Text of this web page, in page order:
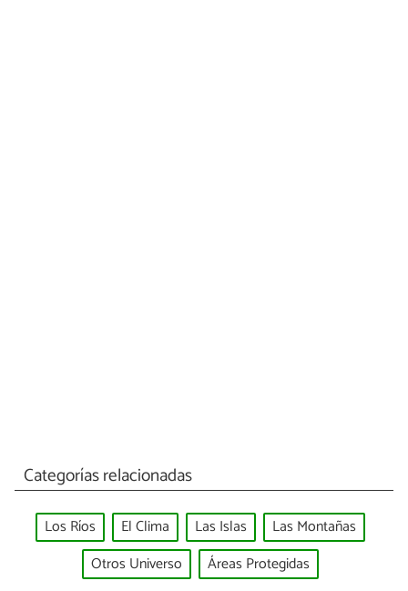
Categorías relacionadas
Los Ríos El Clima Las Islas
Las Montañas
Otros Universo
Áreas Protegidas